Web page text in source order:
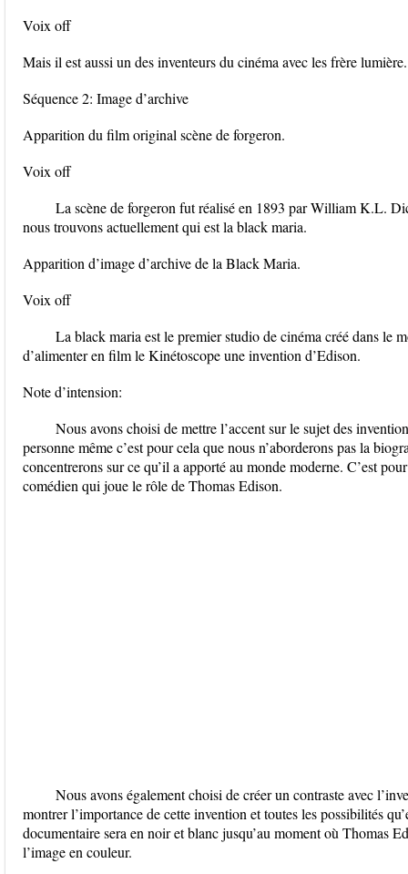
Voix off
Mais il est aussi un des inventeurs du cinéma avec les frère lumière.
Séquence 2: Image d’archive
Apparition du film original scène de forgeron.
Voix off
La scène de forgeron fut réalisé en 1893 par William K.L.
nous trouvons actuellement qui est la black maria.
Apparition d’image d’archive de la Black Maria.
Voix off
La black maria est le premier studio de cinéma créé dans le
d’alimenter en film le Kinétoscope une invention d’Edison.
Note d’intension:
Nous avons choisi de mettre l’accent sur le sujet des
personne même c’est pour cela que nous n’aborderons pas la
concentrerons sur ce qu’il a apporté au monde moderne. C’est
comédien qui joue le rôle de Thomas Edison.
Nous avons également choisi de créer un contraste avec
montrer l’importance de cette invention et toutes les possibilités
documentaire sera en noir et blanc jusqu’au moment où Thomas
l’image en couleur.